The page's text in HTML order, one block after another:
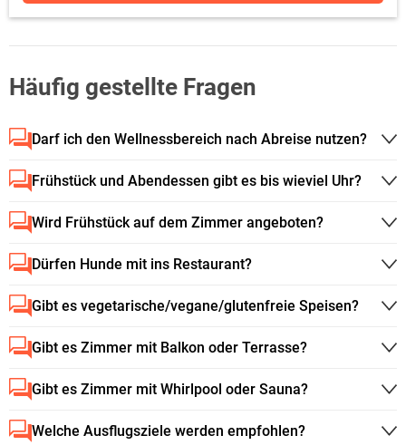
Häufig gestellte Fragen
Darf ich den Wellnessbereich nach Abreise nutzen?
Frühstück und Abendessen gibt es bis wieviel Uhr?
Wird Frühstück auf dem Zimmer angeboten?
Dürfen Hunde mit ins Restaurant?
Gibt es vegetarische/vegane/glutenfreie Speisen?
Gibt es Zimmer mit Balkon oder Terrasse?
Gibt es Zimmer mit Whirlpool oder Sauna?
Welche Ausflugsziele werden empfohlen?